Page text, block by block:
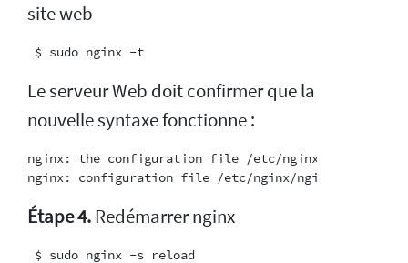
site web
Le serveur Web doit confirmer que la
nouvelle syntaxe fonctionne :
nginx: the configuration file /etc/nginx/nginx.conf
Étape 4.Redémarrer nginx